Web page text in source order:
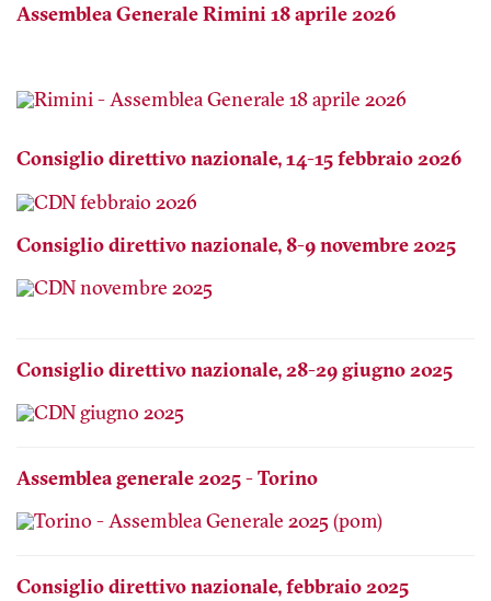
Assemblea Generale Rimini 18 aprile 2026
Consiglio direttivo nazionale, 14-15 febbraio 2026
Consiglio direttivo nazionale, 8-9 novembre 2025
Consiglio direttivo nazionale, 28-29 giugno 2025
Assemblea generale 2025 - Torino
Consiglio direttivo nazionale, febbraio 2025